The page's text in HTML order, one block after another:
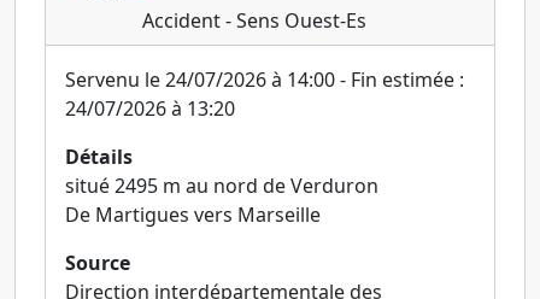
Accident - Sens Ouest-Es
Servenu le 24/07/2026 à 14:00 - Fin estimée :
24/07/2026 à 13:20
Détails
situé 2495 m au nord de Verduron
De Martigues vers Marseille
Source
Direction interdépartementale des